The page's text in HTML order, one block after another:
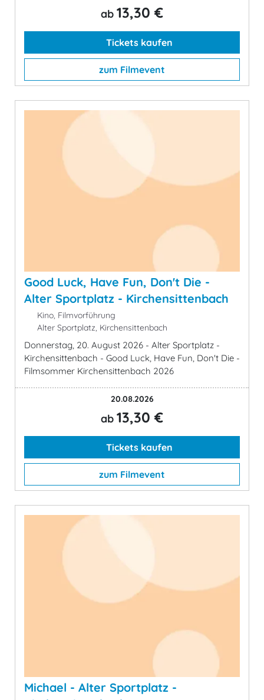
ab 13,30 €
Tickets kaufen
zum Filmevent
Good Luck, Have Fun, Don't Die -
Alter Sportplatz - Kirchensittenbach
Kino, Filmvorführung
Alter Sportplatz, Kirchensittenbach
Donnerstag, 20. August 2026 - Alter Sportplatz -
Kirchensittenbach - Good Luck, Have Fun, Don't Die -
Filmsommer Kirchensittenbach 2026
20.08.2026
ab 13,30 €
Tickets kaufen
zum Filmevent
Michael - Alter Sportplatz -